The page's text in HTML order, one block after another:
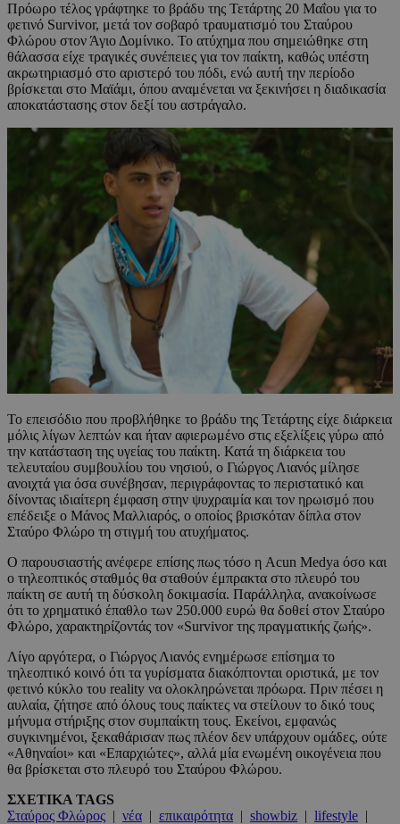
Πρόωρο τέλος γράφτηκε το βράδυ της Τετάρτης 20 Μαΐου για το
φετινό Survivor, μετά τον σοβαρό τραυματισμό του Σταύρου
Φλώρου στον Άγιο Δομίνικο. Το ατύχημα που σημειώθηκε στη
θάλασσα είχε τραγικές συνέπειες για τον παίκτη, καθώς υπέστη
ακρωτηριασμό στο αριστερό του πόδι, ενώ αυτή την περίοδο
βρίσκεται στο Μαϊάμι, όπου αναμένεται να ξεκινήσει η διαδικασία
αποκατάστασης στον δεξί του αστράγαλο.
Το επεισόδιο που προβλήθηκε το βράδυ της Τετάρτης είχε διάρκεια
μόλις λίγων λεπτών και ήταν αφιερωμένο στις εξελίξεις γύρω από
την κατάσταση της υγείας του παίκτη. Κατά τη διάρκεια του
τελευταίου συμβουλίου του νησιού, ο Γιώργος Λιανός μίλησε
ανοιχτά για όσα συνέβησαν, περιγράφοντας το περιστατικό και
δίνοντας ιδιαίτερη έμφαση στην ψυχραιμία και τον ηρωισμό που
επέδειξε ο Μάνος Μαλλιαρός, ο οποίος βρισκόταν δίπλα στον
Σταύρο Φλώρο τη στιγμή του ατυχήματος.
Ο παρουσιαστής ανέφερε επίσης πως τόσο η Acun Medya όσο και
ο τηλεοπτικός σταθμός θα σταθούν έμπρακτα στο πλευρό του
παίκτη σε αυτή τη δύσκολη δοκιμασία. Παράλληλα, ανακοίνωσε
ότι το χρηματικό έπαθλο των 250.000 ευρώ θα δοθεί στον Σταύρο
Φλώρο, χαρακτηρίζοντάς τον «Survivor της πραγματικής ζωής».
Λίγο αργότερα, ο Γιώργος Λιανός ενημέρωσε επίσημα το
τηλεοπτικό κοινό ότι τα γυρίσματα διακόπτονται οριστικά, με τον
φετινό κύκλο του reality να ολοκληρώνεται πρόωρα. Πριν πέσει η
αυλαία, ζήτησε από όλους τους παίκτες να στείλουν το δικό τους
μήνυμα στήριξης στον συμπαίκτη τους. Εκείνοι, εμφανώς
συγκινημένοι, ξεκαθάρισαν πως πλέον δεν υπάρχουν ομάδες, ούτε
«Αθηναίοι» και «Επαρχιώτες», αλλά μία ενωμένη οικογένεια που
θα βρίσκεται στο πλευρό του Σταύρου Φλώρου.
ΣΧΕΤΙΚΑ TAGS
Σταύρος Φλώρος | νέα | επικαιρότητα | showbiz | lifestyle |